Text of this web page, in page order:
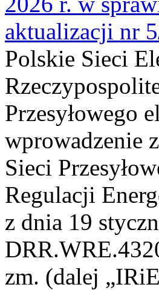
aktualizacji nr
Polskie Sieci
Przesyłowego
wprowadzenie
Sieci
Regulacji
z dnia 19
zm. (dalej